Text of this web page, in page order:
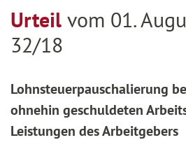
Urteil vom 01.
32/18
Lohnsteuerpauschalierung
ohnehin geschuldeten
Leistungen des Arbeitgebers